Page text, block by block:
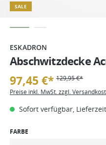
SALE
ESKADRON
Abschwitzdecke
97,45 €* 129,95 €*
Preise inkl. MwSt. zzgl.
Sofort verfügbar,
FARBE